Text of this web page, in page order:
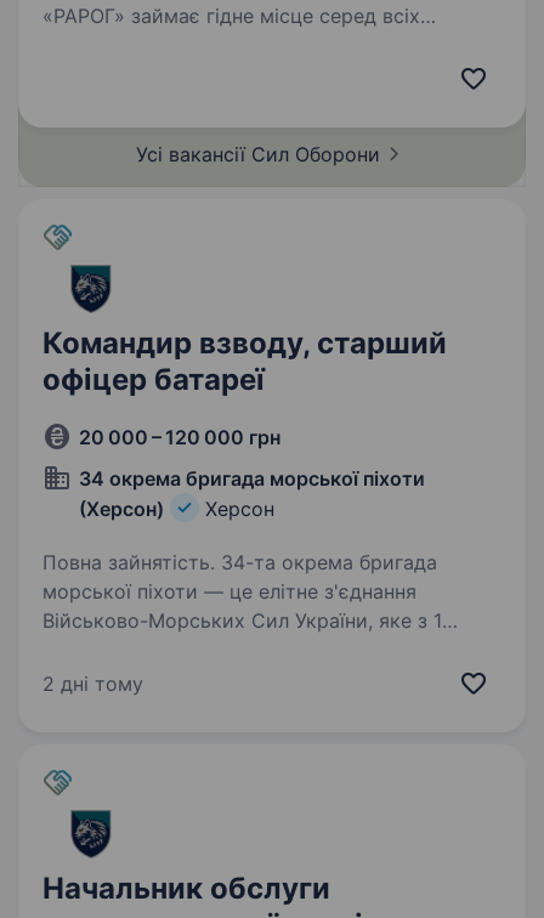
«РАРОГ» займає гідне місце серед всіх
розвивається та створює…
Усі вакансії Сил Оборони
Командир взводу, старший
офіцер батареї
20 000 – 120 000 грн
34 окрема бригада морської піхоти
(Херсон)
Херсон
Повна зайнятість. 34-та окрема бригада
морської піхоти — це елітне з'єднання
Військово-Морських Сил України, яке з 1
30-го корпусу морської піхоти, 28 лютого
2 дні тому
Начальник обслуги